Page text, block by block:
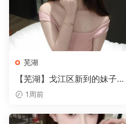
芜湖
【芜湖】戈江区新到的妹子嫩
逼不等人
1周前